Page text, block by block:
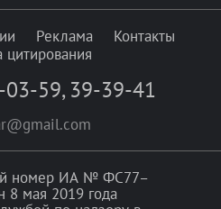
Реклама
Контакты
цитирования
03-59, 39-39-41
номер ИА № ФС77–
8 мая 2019 года